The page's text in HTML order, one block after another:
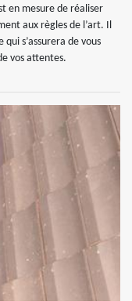
en mesure de réaliser
aux règles de l’art. Il
s’assurera de vous
vos attentes.